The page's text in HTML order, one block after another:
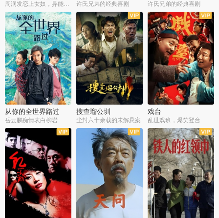
周润发恋上女奴，异能护体战邪派 许氏兄弟的经典喜剧 许氏兄弟的经典喜剧
从你的全世界路过
岳云鹏痴情表白柳岩
搜查瑠公圳
尘封六十余载的未解悬案
戏台
乱世戏班，爆笑登台